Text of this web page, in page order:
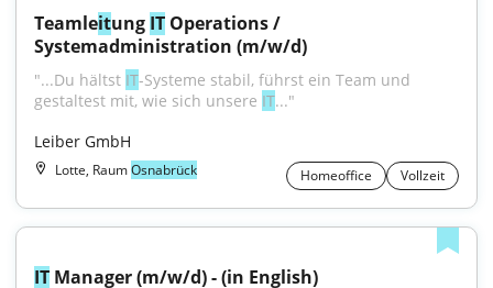
Teamleitung IT Operations /
Systemadministration (m/w/d)
"...Du hältst IT-Systeme stabil, führst ein Team und
gestaltest mit, wie sich unsere IT..."
Leiber GmbH
Lotte, RaumOsnabrück Homeoffice Vollzeit
IT Manager (m/w/d) - (in English)